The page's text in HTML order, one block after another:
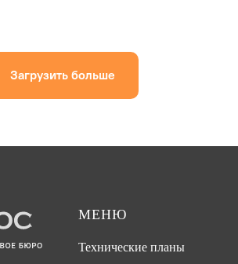
Загрузить больше
МЕНЮ
Технические планы